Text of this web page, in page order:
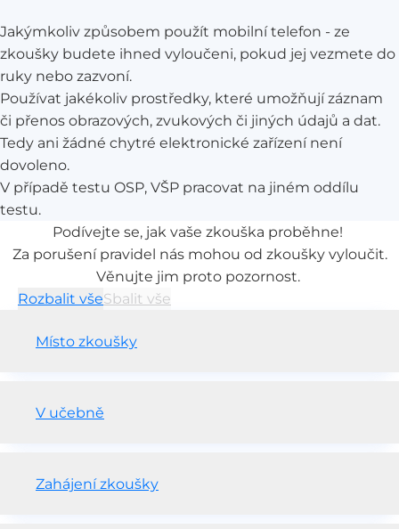
Jakýmkoliv způsobem použít mobilní telefon - ze
zkoušky budete ihned vyloučeni, pokud jej vezmete do
ruky nebo zazvoní.
Používat jakékoliv prostředky, které umožňují záznam
či přenos obrazových, zvukových či jiných údajů a dat.
Tedy ani žádné chytré elektronické zařízení není
dovoleno.
V případě testu OSP, VŠP pracovat na jiném oddílu
testu.
Podívejte se, jak vaše zkouška proběhne!
Za porušení pravidel nás mohou od zkoušky vyloučit.
Věnujte jim proto pozornost.
Rozbalit všeSbalit vše
Místo zkoušky
V učebně
Zahájení zkoušky